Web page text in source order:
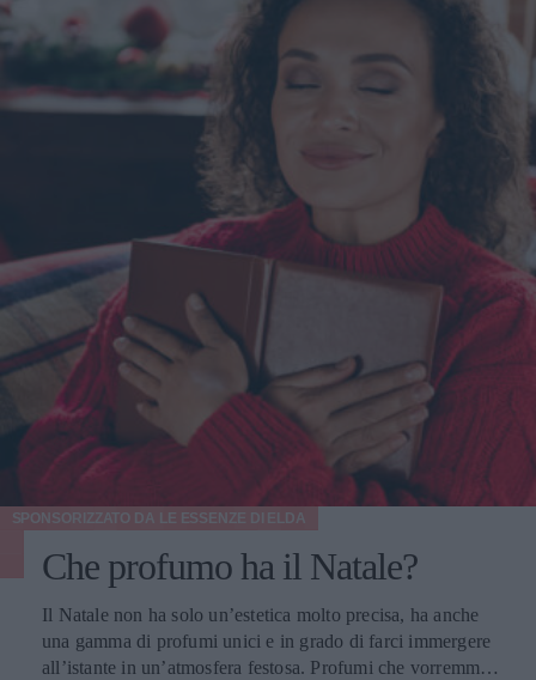
Che profumo ha il Natale?
Il Natale non ha solo un’estetica molto precisa, ha anche
una gamma di profumi unici e in grado di farci immergere
all’istante in un’atmosfera festosa. Profumi che vorremmo
SPONSORIZZATO DA LE ESSENZE DI ELDA